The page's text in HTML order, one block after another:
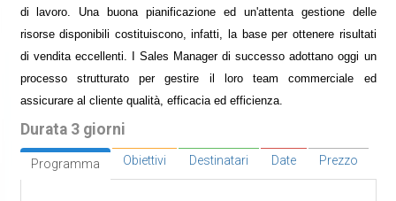
di lavoro. Una buona pianificazione ed un'attenta gestione delle
risorse disponibili costituiscono, infatti, la base per ottenere risultati
di vendita eccellenti. I Sales Manager di successo adottano oggi un
processo strutturato per gestire il loro team commerciale ed
assicurare al cliente qualità, efficacia ed efficienza.
Durata 3 giorni
Programma Obiettivi Destinatari Date Prezzo